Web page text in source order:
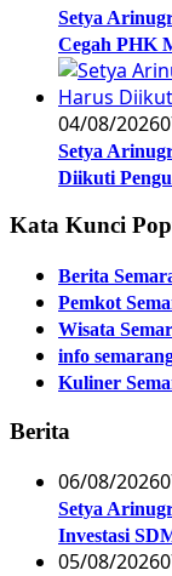
Setya
Cegah PHK
04/08/2026
Setya
Diikuti
Kata Kunci
Berita
Pemkot
Wisata
info
Kuliner
Berita
06/08/2026
Setya
Investasi
05/08/2026